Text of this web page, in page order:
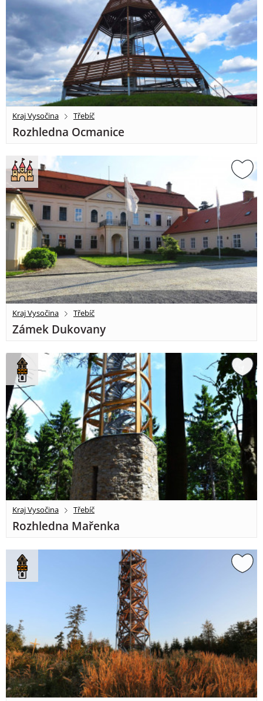
Kraj Vysočina Třebíč
Rozhledna Ocmanice
Kraj Vysočina Třebíč
Zámek Dukovany
Kraj Vysočina Třebíč
Rozhledna Mařenka